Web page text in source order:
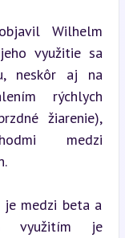
Wilhelm
využitie sa
neskôr aj na
rýchlych
žiarenie),
medzi
je medzi beta a
využitím je